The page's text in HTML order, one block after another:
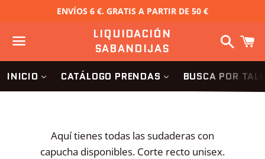
ENVÍOS 6 €. GRATIS A PARTIR DE 50 €
Menú
LIQUIDACIÓN
SABANDIJAS
INICIO CATÁLOGO PRENDAS BUSCA POR
Aquí tienes todas las sudaderas con
capucha disponibles. Corte recto unisex.